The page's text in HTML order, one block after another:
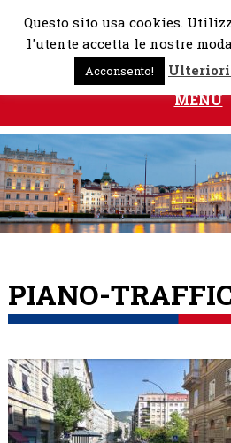
Skip
MENU
PIANO-
Questo sito usa cookies.
l'utente accetta le nostre
Acconsento!